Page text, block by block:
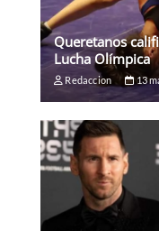
Queretanos
Lucha Olímpica
Redaccion 13